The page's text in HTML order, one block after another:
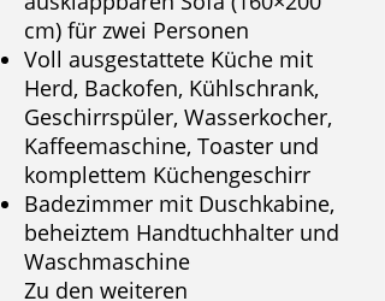
cm) für zwei Personen
Voll ausgestattete Küche mit
Herd, Backofen, Kühlschrank,
Geschirrspüler, Wasserkocher,
Kaffeemaschine, Toaster und
komplettem Küchengeschirr
Badezimmer mit Duschkabine,
beheiztem Handtuchhalter und
Waschmaschine
Zu den weiteren